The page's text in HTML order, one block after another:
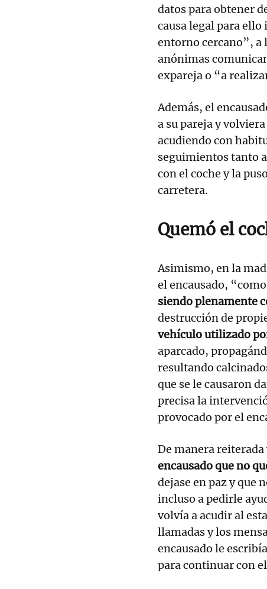
datos para obtener
causa legal para
entorno cercano”, a
anónimas
expareja o “a
Además, el
a su pareja y
acudiendo con
seguimientos tanto
con el coche y la
carretera.
Quemó el
Asimismo, en la
el encausado,
siendo plenamente
destrucción de
vehículo utilizado
aparcado,
resultando
que se le causaron
precisa la
provocado por el
De manera
encausado que no
dejase en paz y que
incluso a pedirle
volvía a acudir al
llamadas y los
encausado le
para continuar con